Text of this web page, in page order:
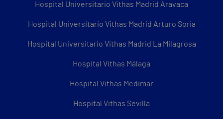
Hospital Universitario Vithas Madrid Aravaca
Hospital Universitario Vithas Madrid Arturo Soria
Hospital Universitario Vithas Madrid La Milagrosa
Hospital Vithas Málaga
Hospital Vithas Medimar
Hospital Vithas Sevilla